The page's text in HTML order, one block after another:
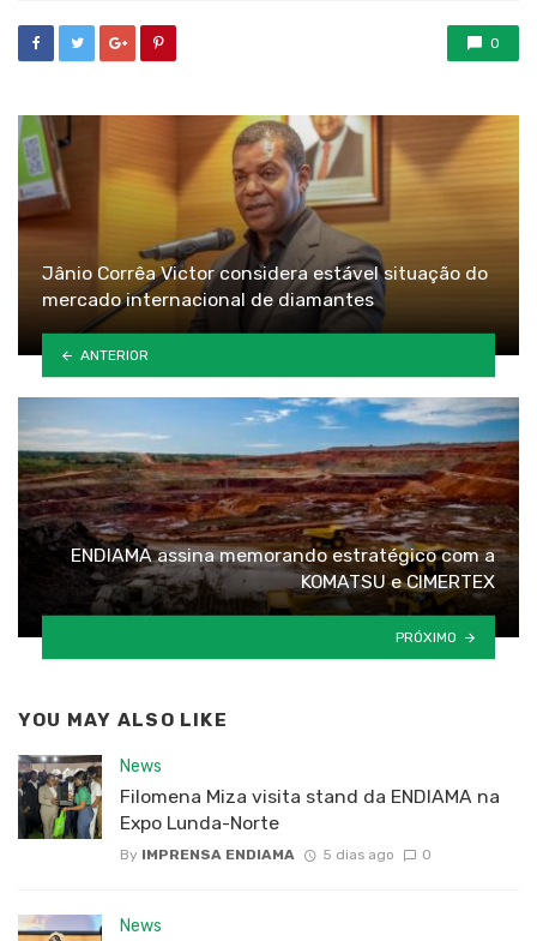
0
Jânio Corrêa Victor considera estável situação do
mercado internacional de diamantes
ANTERIOR
ENDIAMA assina memorando estratégico com a
KOMATSU e CIMERTEX
PRÓXIMO
YOU MAY ALSO LIKE
News
Filomena Miza visita stand da ENDIAMA na
Expo Lunda-Norte
By IMPRENSA ENDIAMA 5 dias ago 0
News